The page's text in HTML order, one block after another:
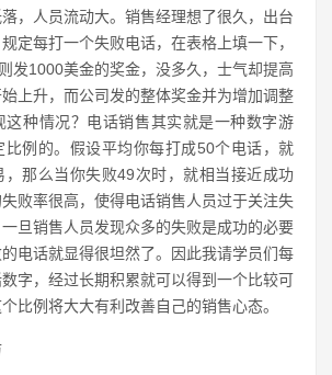
，人员流动大。销售经理想了很久，出台
定每打一个失败电话，在表格上填一下，
发1000美金的奖金，没多久，士气却提高
上升，而公司发的整体奖金并为增加调整
这种情况？电话销售其实就是一种数字游
比例的。假设平均你每打成50个电话，就
，那么当你失败49次时，就相当接近成功
败率很高，使得电话销售人员过于关注失
旦销售人员发现众多的失败是成功的必要
电话就显得很坦然了。因此我请学员们每
字，经过长期积累就可以得到一个比较可
比例将大大有利改善自己的销售心态。